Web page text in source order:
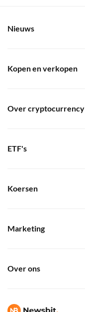
Nieuws
Kopen en verkopen
Over cryptocurrency
ETF's
Koersen
Marketing
Over ons